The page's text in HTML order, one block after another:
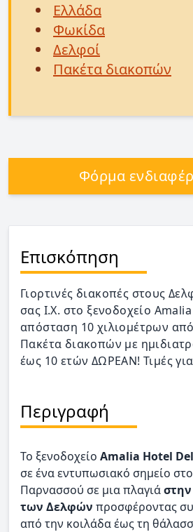
Ελλάδα
Φωκίδα
Δελφοί
Πακέτα διακοπών
Φόρμα
Επισκόπηση
Γιορτινές διακοπές στους
σας Ι.Χ. στο ξενοδοχείο
απόσταση 10 χιλιομέτρων
Πακέτα διακοπών με
έως 10 ετών ΔΩΡΕΑΝ! Τιμές
Περιγραφή
Το ξενοδοχείο Amalia Hotel
σε ένα εντυπωσιακό σημείο
Παρνασσού σε μια πλαγιά
των Δελφών προσφέροντας
από την κοιλάδα έως τη